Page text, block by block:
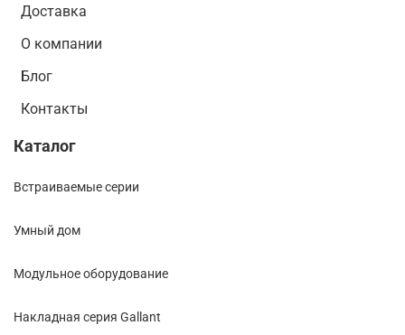
Доставка
О компании
Блог
Контакты
Каталог
Встраиваемые серии
Умный дом
Модульное оборудование
Накладная серия Gallant